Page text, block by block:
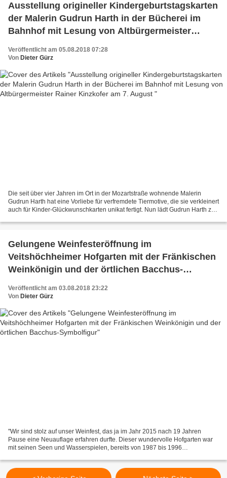
Ausstellung origineller Kindergeburtstagskarten
der Malerin Gudrun Harth in der Bücherei im
Bahnhof mit Lesung von Altbürgermeister
Veröffentlicht am 05.08.2018 07:28
Von Dieter Gürz
Die seit über vier Jahren im Ort in der Mozartstraße wohnende Malerin
Gudrun Harth hat eine Vorliebe für verfremdete Tiermotive, die sie verkleinert
auch für Kinder-Glückwunschkarten unikat fertigt. Nun lädt Gudrun Harth zu
Gelungene Weinfesteröffnung im
Veitshöchheimer Hofgarten mit der Fränkischen
Weinkönigin und der örtlichen Bacchus-
Veröffentlicht am 03.08.2018 23:22
Von Dieter Gürz
"Wir sind stolz auf unser Weinfest, das ja im Jahr 2015 nach 19 Jahren
Pause eine Neuauflage erfahren durfte. Dieser wundervolle Hofgarten war
mit seinen Seen und Wasserspielen, bereits von 1987 bis 1996